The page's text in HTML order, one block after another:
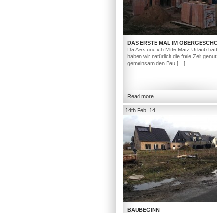
DAS ERSTE MAL IM
Da Alex und ich Mitte März Urlaub
haben wir natürlich die freie Zeit
gemeinsam den Bau […]
Read more
14th Feb. 14
BAUBEGINN